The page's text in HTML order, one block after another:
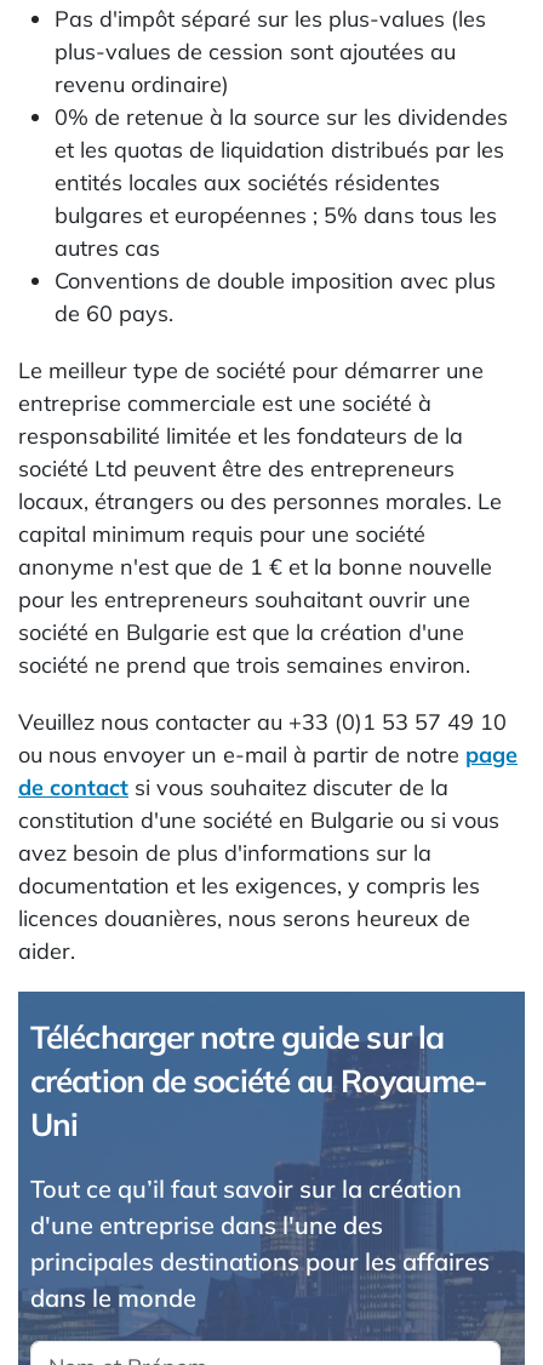
Pas d'impôt séparé sur les plus-values (les
plus-values de cession sont ajoutées au
revenu ordinaire)
0% de retenue à la source sur les dividendes
et les quotas de liquidation distribués par les
entités locales aux sociétés résidentes
bulgares et européennes ; 5% dans tous les
autres cas
Conventions de double imposition avec plus
de 60 pays.
Le meilleur type de société pour démarrer une
entreprise commerciale est une société à
responsabilité limitée et les fondateurs de la
société Ltd peuvent être des entrepreneurs
locaux, étrangers ou des personnes morales. Le
capital minimum requis pour une société
anonyme n'est que de 1 € et la bonne nouvelle
pour les entrepreneurs souhaitant ouvrir une
société en Bulgarie est que la création d'une
société ne prend que trois semaines environ.
Veuillez nous contacter au +33 (0)1 53 57 49 10
ou nous envoyer un e-mail à partir de notre page
de contact si vous souhaitez discuter de la
constitution d'une société en Bulgarie ou si vous
avez besoin de plus d'informations sur la
documentation et les exigences, y compris les
licences douanières, nous serons heureux de
aider.
Télécharger notre guide sur la
création de société au Royaume-
Uni
Tout ce qu’il faut savoir sur la création
d'une entreprise dans l'une des
principales destinations pour les affaires
dans le monde